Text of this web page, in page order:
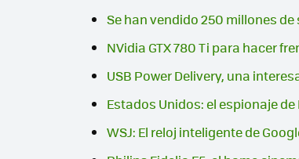
Se han vendido 250 millones
NVidia GTX 780 Ti para hacer
USB Power Delivery, una
Estados Unidos: el espionaje
WSJ: El reloj inteligente de